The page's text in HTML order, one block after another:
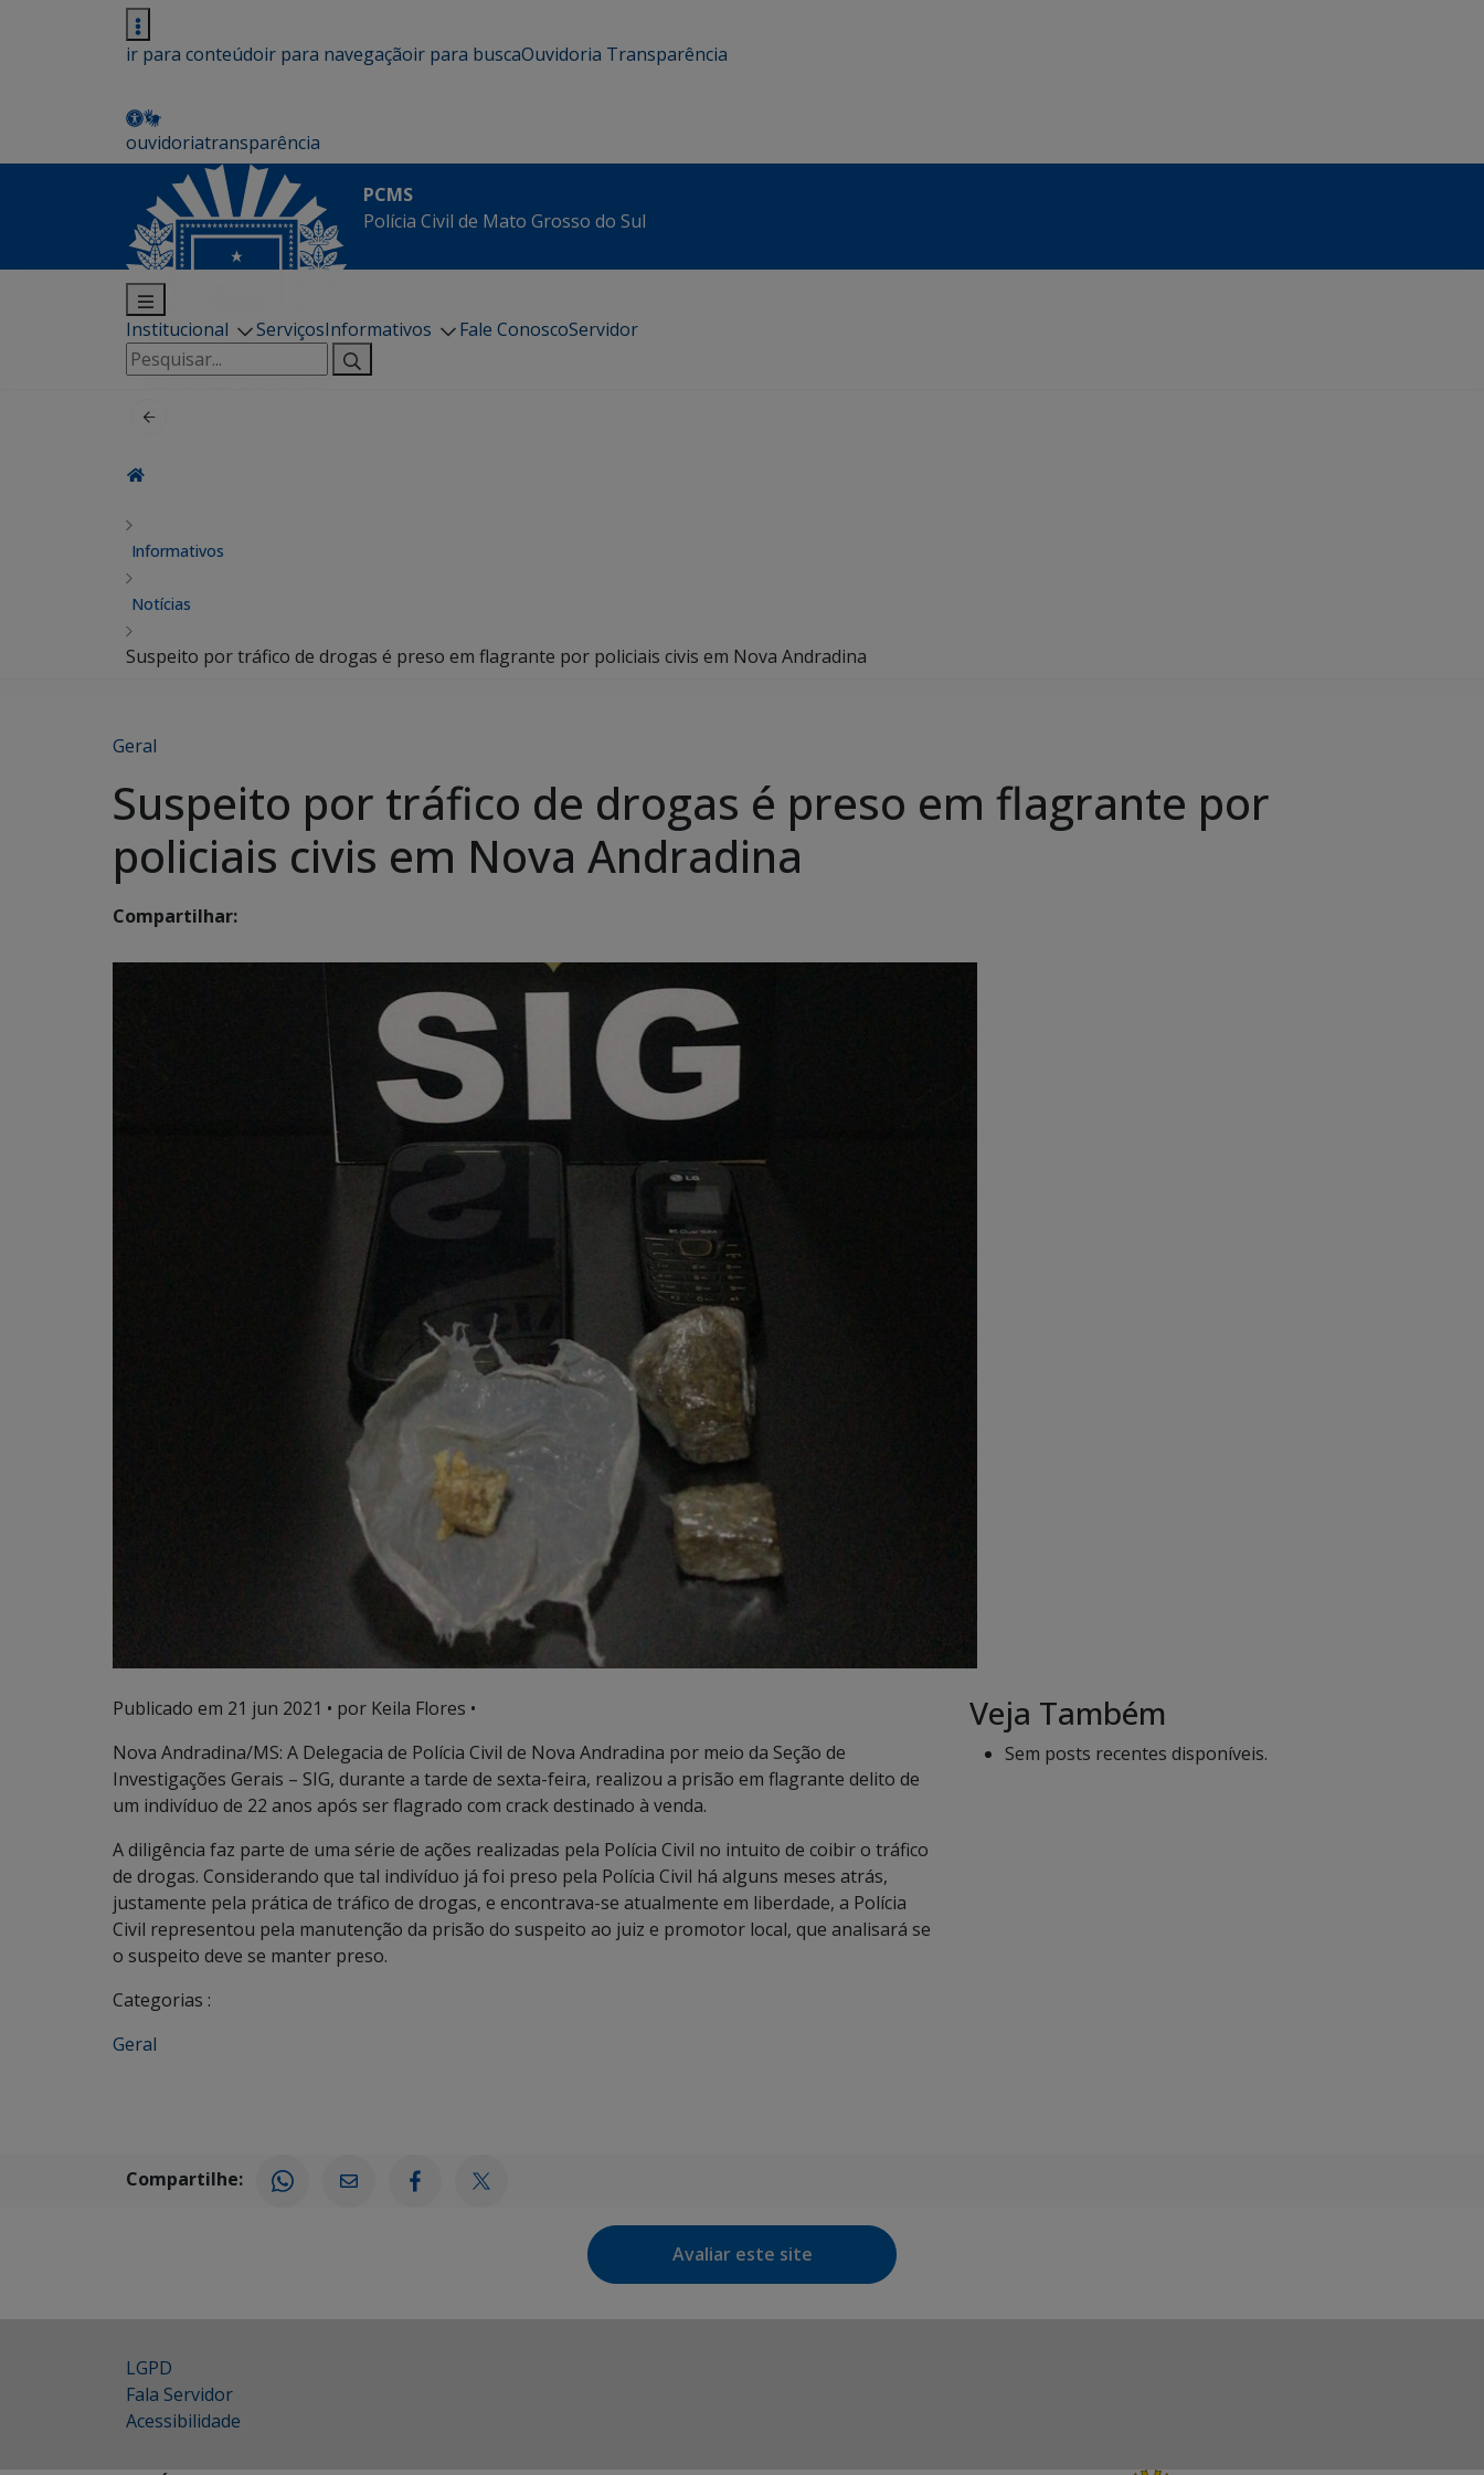
ir para conteúdoir para navegaçãoir para buscaOuvidoria Transparência
ouvidoriatransparência
PCMS
Polícia Civil de Mato Grosso do Sul
Institucional ServiçosInformativos Fale ConoscoServidor
Pesquisar
por:
Informativos
Notícias
Suspeito por tráfico de drogas é preso em flagrante por policiais civis em Nova Andradina
Geral
Suspeito por tráfico de drogas é preso em flagrante por
policiais civis em Nova Andradina
Compartilhar:
Publicado em 21 jun 2021 • por Keila Flores •
Nova Andradina/MS: A Delegacia de Polícia Civil de Nova Andradina por meio da Seção de
Investigações Gerais – SIG, durante a tarde de sexta-feira, realizou a prisão em flagrante delito de
um indivíduo de 22 anos após ser flagrado com crack destinado à venda.
A diligência faz parte de uma série de ações realizadas pela Polícia Civil no intuito de coibir o tráfico
de drogas. Considerando que tal indivíduo já foi preso pela Polícia Civil há alguns meses atrás,
justamente pela prática de tráfico de drogas, e encontrava-se atualmente em liberdade, a Polícia
Civil representou pela manutenção da prisão do suspeito ao juiz e promotor local, que analisará se
o suspeito deve se manter preso.
Categorias :
Geral
Veja Também
Sem posts recentes disponíveis.
Compartilhe:
Avaliar este site
LGPD
Fala Servidor
Acessibilidade